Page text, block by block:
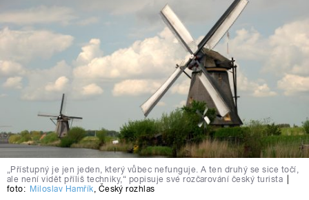
„Přístupný je jen jeden, který vůbec nefunguje. A ten druhý se sice točí,
ale není vidět příliš techniky,“ popisuje své rozčarování český turista
foto: Miloslav Hamřík, Český rozhlas